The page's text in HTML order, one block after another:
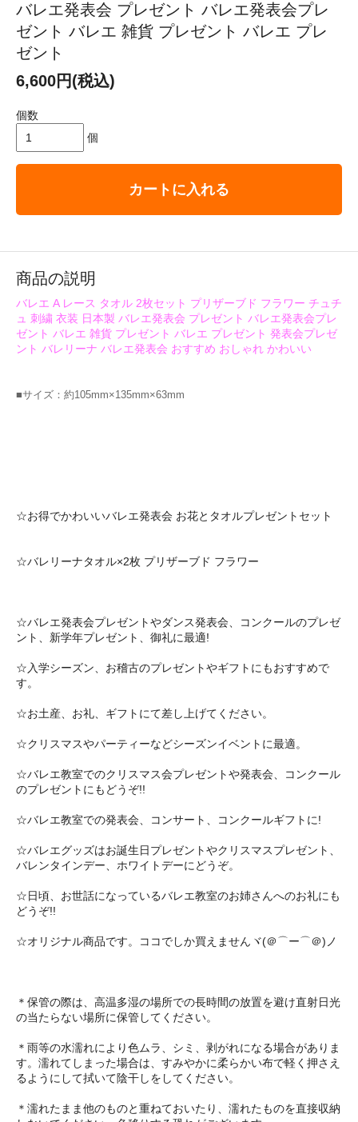
バレエ発表会 プレゼント バレエ発表会プレ
ゼント バレエ 雑貨 プレゼント バレエ プレ
ゼント
6,600円(税込)
個数
個
カートに入れる
商品の説明
バレエ A レース タオル 2枚セット プリザーブド フラワー チュチ
ュ 刺繍 衣装 日本製 バレエ発表会 プレゼント バレエ発表会プレ
ゼント バレエ 雑貨 プレゼント バレエ プレゼント 発表会プレゼ
ント バレリーナ バレエ発表会 おすすめ おしゃれ かわいい
■サイズ：約105mm×135mm×63mm
☆お得でかわいいバレエ発表会 お花とタオルプレゼントセット
☆バレリーナタオル×2枚 プリザーブド フラワー
☆バレエ発表会プレゼントやダンス発表会、コンクールのプレゼ
ント、新学年プレゼント、御礼に最適!
☆入学シーズン、お稽古のプレゼントやギフトにもおすすめで
す。
☆お土産、お礼、ギフトにて差し上げてください。
☆クリスマスやパーティーなどシーズンイベントに最適。
☆バレエ教室でのクリスマス会プレゼントや発表会、コンクール
のプレゼントにもどうぞ!!
☆バレエ教室での発表会、コンサート、コンクールギフトに!
☆バレエグッズはお誕生日プレゼントやクリスマスプレゼント、
バレンタインデー、ホワイトデーにどうぞ。
☆日頃、お世話になっているバレエ教室のお姉さんへのお礼にも
どうぞ!!
☆オリジナル商品です。ココでしか買えませんヾ(＠⌒ー⌒＠)ノ
＊保管の際は、高温多湿の場所での長時間の放置を避け直射日光
の当たらない場所に保管してください。
＊雨等の水濡れにより色ムラ、シミ、剥がれになる場合がありま
す。濡れてしまった場合は、すみやかに柔らかい布で軽く押さえ
るようにして拭いて陰干しをしてください。
＊濡れたまま他のものと重ねておいたり、濡れたものを直接収納